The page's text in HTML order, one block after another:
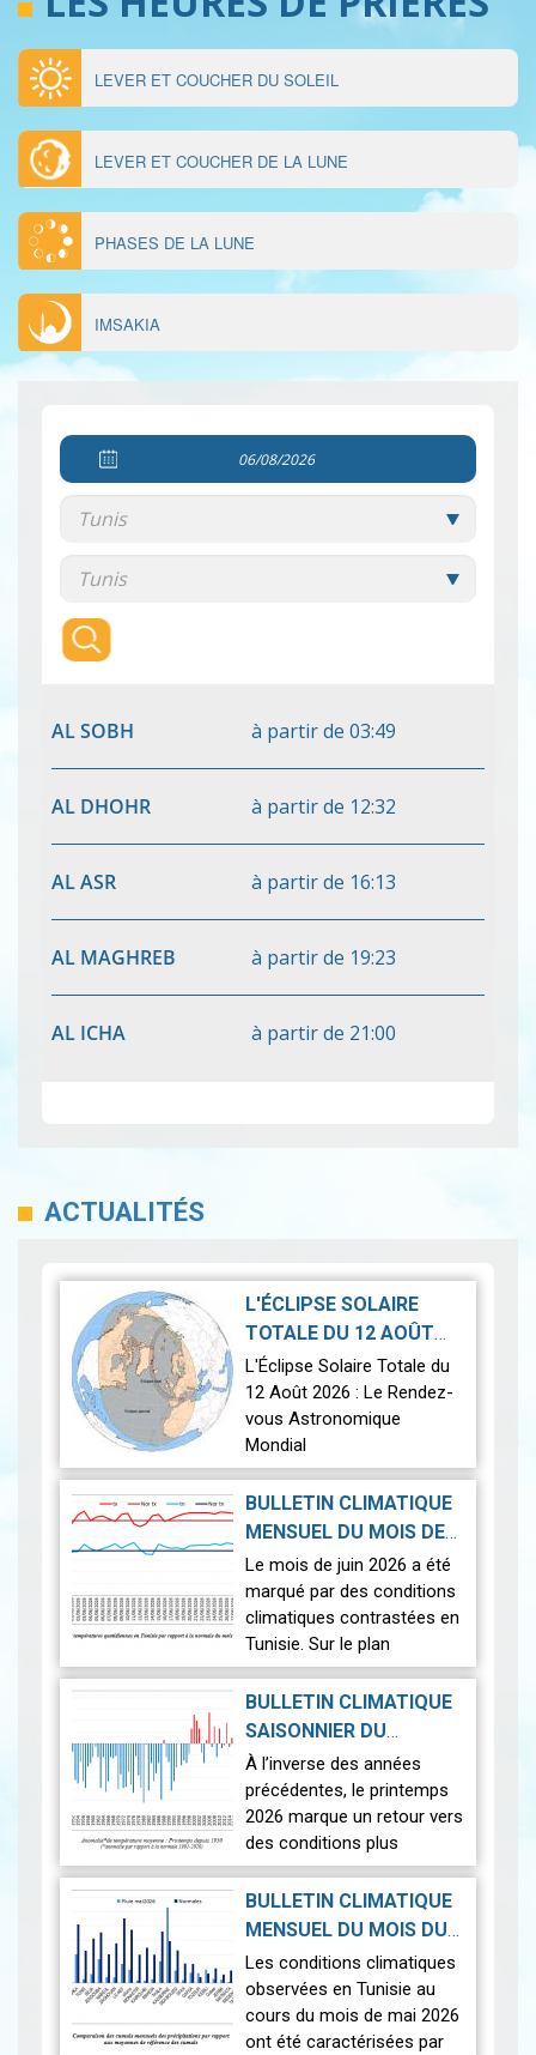
ÉPHÉMÉRIDES
LEVER ET COUCHER DU SOLEIL
LEVER ET COUCHER DE LA LUNE
PHASES DE LA LUNE
IMSAKIA
AL SOBH à partir de 03:49
AL DHOHR à partir de 12:32
AL ASR à partir de 16:13
AL MAGHREB à partir de 19:23
AL ICHA à partir de 21:00
ACTUALITÉS
L'ÉCLIPSE SOLAIRE
TOTALE DU 12 AOÛT
2026|2026-07-21
L'Éclipse Solaire Totale du
12 Août 2026 : Le Rendez-
vous Astronomique
Mondial
Le 12 août 2026, la Terre
connaîtra l'un des
astronomiques les plus
spectaculaires : une…
BULLETIN CLIMATIQUE
MENSUEL DU MOIS DE
JUIN 2026 |2026-07-14
Le mois de juin 2026 a été
marqué par des conditions
climatiques contrastées en
Tunisie. Sur le plan
thermique, des
températures supérieures
aux normales ont été
observées sur l'en…
BULLETIN CLIMATIQUE
SAISONNIER DU
PRINTEMPS 2026|
2026-07-02
À l’inverse des années
précédentes, le printemps
2026 marque un retour vers
des conditions plus
proches de la normale,
avec un léger excédent
thermique de +0,3 °c
Nous r…
BULLETIN CLIMATIQUE
MENSUEL DU MOIS DU
MAI 2026|2026-06-17
Les conditions climatiques
observées en Tunisie au
cours du mois de mai 2026
ont été caractérisées par